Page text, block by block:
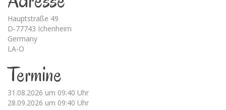
Hauptstraße 49
D-77743 Ichenheim
Germany
LA-O
Termine
31.08.2026 um 09:40 Uhr
28.09.2026 um 09:40 Uhr